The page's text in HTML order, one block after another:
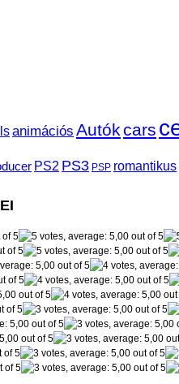
animációs Autókcars
PS2 PS3 PSP romantikus